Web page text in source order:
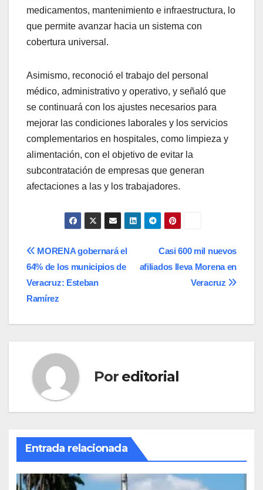
medicamentos, mantenimiento e infraestructura, lo
que permite avanzar hacia un sistema con
cobertura universal.
Asimismo, reconoció el trabajo del personal
médico, administrativo y operativo, y señaló que
se continuará con los ajustes necesarios para
mejorar las condiciones laborales y los servicios
complementarios en hospitales, como limpieza y
alimentación, con el objetivo de evitar la
subcontratación de empresas que generan
afectaciones a las y los trabajadores.
Navegación
de
entradas
Casi 600 mil nuevos
afiliados lleva Morena en
Veracruz
MORENA gobernará el
64% de los municipios de
Veracruz: Esteban
Ramírez
Por editorial
Entrada relacionada